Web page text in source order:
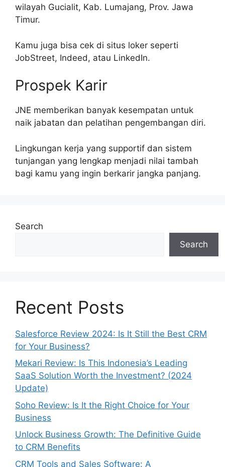
wilayah Gucialit, Kab. Lumajang, Prov. Jawa
Timur.
Kamu juga bisa cek di situs loker seperti
JobStreet, Indeed, atau LinkedIn.
Prospek Karir
JNE memberikan banyak kesempatan untuk
naik jabatan dan pelatihan pengembangan diri.
Lingkungan kerja yang supportif dan sistem
tunjangan yang lengkap menjadi nilai tambah
bagi kamu yang ingin berkarir jangka panjang.
Search
Search
Recent Posts
Salesforce Review 2024: Is It Still the Best CRM
for Your Business?
Mekari Review: Is This Indonesia’s Leading
SaaS Solution Worth the Investment? (2024
Update)
Soho Review: Is It the Right Choice for Your
Business
Unlock Business Growth: The Definitive Guide
to CRM Benefits
CRM Tools and Sales Software: A